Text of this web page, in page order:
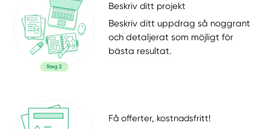
Beskriv ditt projekt
Beskriv ditt uppdrag så noggrant
och detaljerat som möjligt för
bästa resultat.
Få offerter, kostnadsfritt!